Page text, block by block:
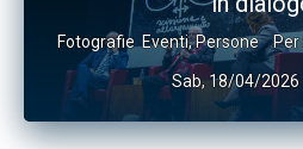
Fotografie Eventi,Persone Per
Sab, 18/04/2026